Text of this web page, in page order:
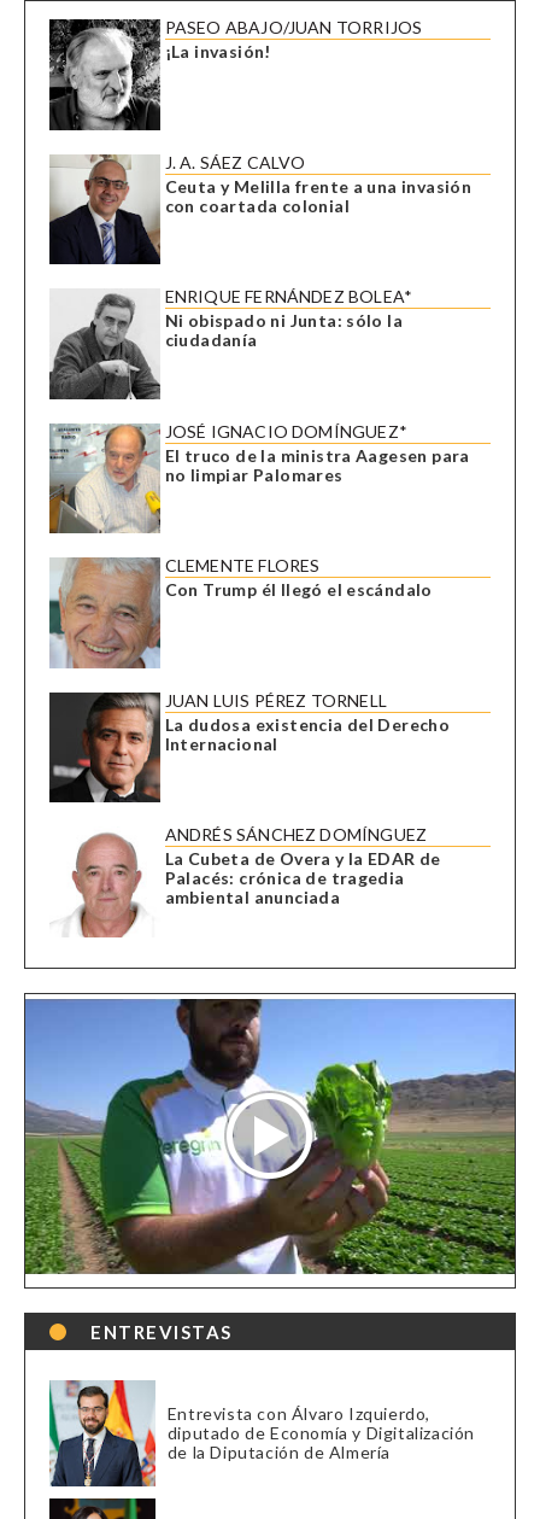
PASEO ABAJO/JUAN TORRIJOS
¡La invasión!
J. A. SÁEZ CALVO
Ceuta y Melilla frente a una invasión
con coartada colonial
ENRIQUE FERNÁNDEZ BOLEA*
Ni obispado ni Junta: sólo la
ciudadanía
JOSÉ IGNACIO DOMÍNGUEZ*
El truco de la ministra Aagesen para
no limpiar Palomares
CLEMENTE FLORES
Con Trump él llegó el escándalo
JUAN LUIS PÉREZ TORNELL
La dudosa existencia del Derecho
Internacional
ANDRÉS SÁNCHEZ DOMÍNGUEZ
La Cubeta de Overa y la EDAR de
Palacés: crónica de tragedia
ambiental anunciada
ENTREVISTAS
Entrevista con Álvaro Izquierdo,
diputado de Economía y Digitalización
de la Diputación de Almería